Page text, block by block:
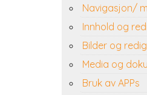
Navigasjon/
Innhold og
Bilder og
Media og
Bruk av APPs